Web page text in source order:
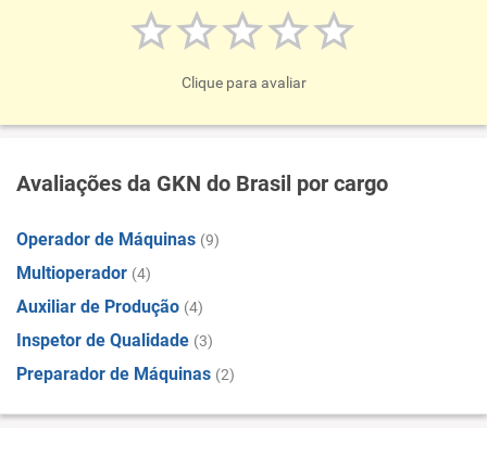
Clique para avaliar
Avaliações da GKN do Brasil por cargo
Operador de Máquinas (9)
Multioperador (4)
Auxiliar de Produção (4)
Inspetor de Qualidade (3)
Preparador de Máquinas (2)